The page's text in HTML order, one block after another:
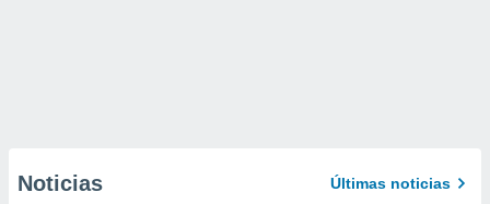
Noticias Últimas noticias